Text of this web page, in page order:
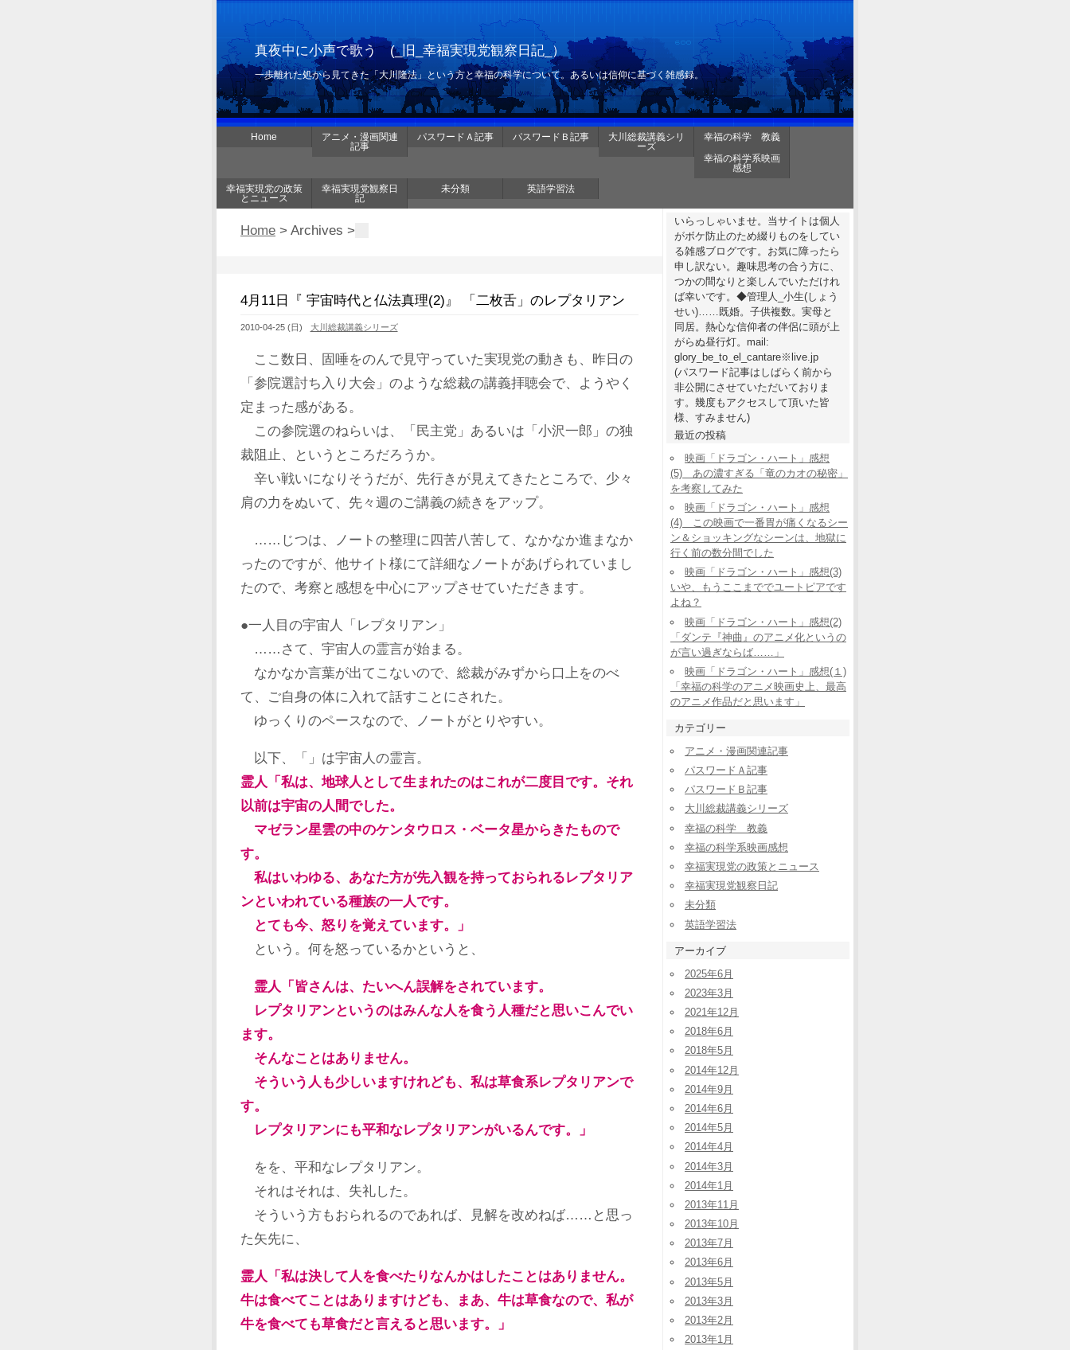
真夜中に小声で歌う (_旧_幸福実現党観察日記_）
一歩離れた処から見てきた「大川隆法」という方と幸福の科学について。あるいは信仰に基づく雑感録。
Home
アニメ・漫画関連
記事
パスワードＡ記事 パスワードＢ記事
大川総裁講義シリ
ーズ
幸福の科学 教義
幸福の科学系映画
感想
幸福実現党の政策
とニュース
幸福実現党観察日
記
未分類 英語学習法
Home > Archives >
4月11日『 宇宙時代と仏法真理(2)』 「二枚舌」のレプタリアン
2010-04-25 (日) 大川総裁講義シリーズ
ここ数日、固唾をのんで見守っていた実現党の動きも、昨日の
「参院選討ち入り大会」のような総裁の講義拝聴会で、ようやく
定まった感がある。
この参院選のねらいは、「民主党」あるいは「小沢一郎」の独
裁阻止、というところだろうか。
辛い戦いになりそうだが、先行きが見えてきたところで、少々
肩の力をぬいて、先々週のご講義の続きをアップ。
……じつは、ノートの整理に四苦八苦して、なかなか進まなか
ったのですが、他サイト様にて詳細なノートがあげられていまし
たので、考察と感想を中心にアップさせていただきます。
●一人目の宇宙人「レプタリアン」
……さて、宇宙人の霊言が始まる。
なかなか言葉が出てこないので、総裁がみずから口上をのべ
て、ご自身の体に入れて話すことにされた。
ゆっくりのペースなので、ノートがとりやすい。
以下、「」は宇宙人の霊言。
霊人「私は、地球人として生まれたのはこれが二度目です。それ
以前は宇宙の人間でした。
マゼラン星雲の中のケンタウロス・ベータ星からきたもので
す。
私はいわゆる、あなた方が先入観を持っておられるレプタリア
ンといわれている種族の一人です。
とても今、怒りを覚えています。」
という。何を怒っているかというと、
霊人「皆さんは、たいへん誤解をされています。
レプタリアンというのはみんな人を食う人種だと思いこんでい
ます。
そんなことはありません。
そういう人も少しいますけれども、私は草食系レプタリアンで
す。
レプタリアンにも平和なレプタリアンがいるんです。」
をを、平和なレプタリアン。
それはそれは、失礼した。
そういう方もおられるのであれば、見解を改めねば……と思っ
た矢先に、
霊人「私は決して人を食べたりなんかはしたことはありません。
牛は食べてことはありますけども、まあ、牛は草食なので、私が
牛を食べても草食だと言えると思います。」
いらっしゃいませ。当サイトは個人
がボケ防止のため綴りものをしてい
る雑感ブログです。お気に障ったら
申し訳ない。趣味思考の合う方に、
つかの間なりと楽しんでいただけれ
ば幸いです。◆管理人_小生(しょう
せい)……既婚。子供複数。実母と
同居。熱心な信仰者の伴侶に頭が上
がらぬ昼行灯。mail:
glory_be_to_el_cantare※live.jp
(パスワード記事はしばらく前から
非公開にさせていただいておりま
す。幾度もアクセスして頂いた皆
様、すみません)
最近の投稿
映画「ドラゴン・ハート」感想
(5) あの濃すぎる「竜のカオの秘密」
を考察してみた
映画「ドラゴン・ハート」感想
(4) この映画で一番胃が痛くなるシー
ン＆ショッキングなシーンは、地獄に
行く前の数分間でした
映画「ドラゴン・ハート」感想(3)
いや、もうここまででユートピアです
よね？
映画「ドラゴン・ハート」感想(2)
「ダンテ『神曲』のアニメ化というの
が言い過ぎならば……」
映画「ドラゴン・ハート」感想(１)
「幸福の科学のアニメ映画史上、最高
のアニメ作品だと思います」
カテゴリー
アニメ・漫画関連記事
パスワードＡ記事
パスワードＢ記事
大川総裁講義シリーズ
幸福の科学 教義
幸福の科学系映画感想
幸福実現党の政策とニュース
幸福実現党観察日記
未分類
英語学習法
アーカイブ
2025年6月
2023年3月
2021年12月
2018年6月
2018年5月
2014年12月
2014年9月
2014年6月
2014年5月
2014年4月
2014年3月
2014年1月
2013年11月
2013年10月
2013年7月
2013年6月
2013年5月
2013年3月
2013年2月
2013年1月